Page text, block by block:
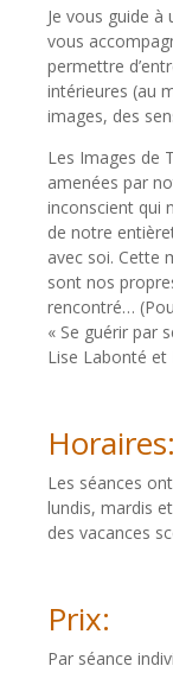
Je vous guide
vous
permettre
intérieures (au
images, des
Les Images de
amenées par
inconscient qui
de notre
avec soi. Cette
sont nos
rencontré…
« Se guérir par
Lise Labonté et
Horaires:
Les séances
lundis, mardis
des vacances
Prix:
Par séance